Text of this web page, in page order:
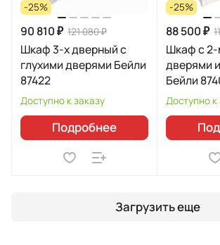
-25%
90 810 ₽ 121 080 ₽
Шкаф 3-х дверный с
глухими дверями Бейли
87422
Доступно к заказу
Подробнее
-25%
88 500 ₽
Шкаф с 2-
дверями
Бейли
Доступно к
Загрузить еще